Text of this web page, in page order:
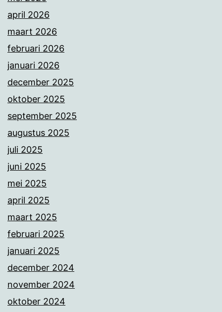
april 2026
maart 2026
februari 2026
januari 2026
december 2025
oktober 2025
september 2025
augustus 2025
juli 2025
juni 2025
mei 2025
april 2025
maart 2025
februari 2025
januari 2025
december 2024
november 2024
oktober 2024